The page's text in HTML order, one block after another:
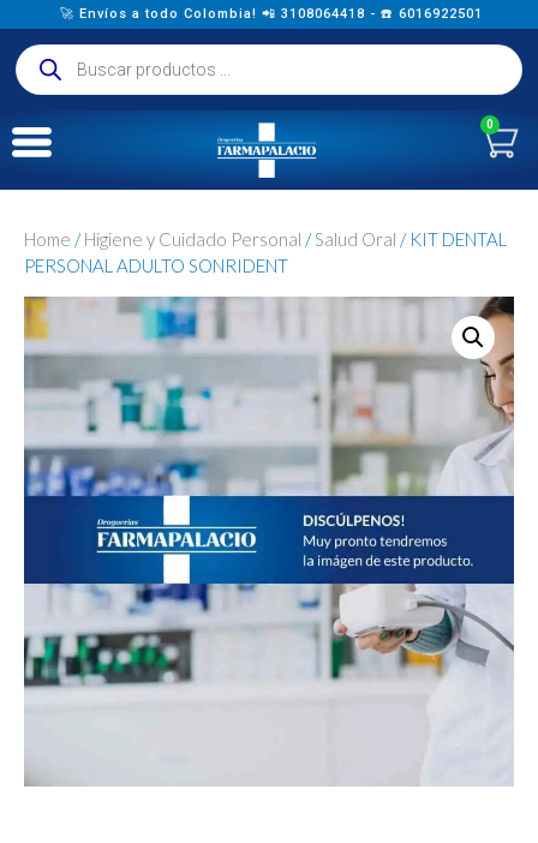
🚀 Envíos a todo Colombia! 📲 3108064418 - ☎️ 6016922501
0
Home /Higiene y Cuidado Personal /Salud Oral / KIT DENTAL
PERSONAL ADULTO SONRIDENT